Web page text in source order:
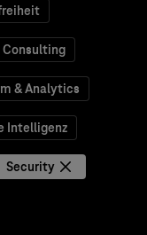
Consulting
& Analytics
Intelligenz
Security